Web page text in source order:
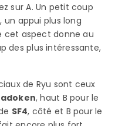
sur A. Un petit coup
appui plus long
cet aspect donne au
des plus intéressante,
de Ryu sont ceux
, haut B pour le
SF4, côté et B pour le